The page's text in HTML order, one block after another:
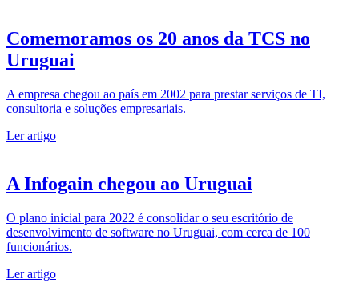
Comemoramos os 20 anos da TCS no
Uruguai
A empresa chegou ao país em 2002 para prestar serviços de TI,
consultoria e soluções empresariais.
Ler artigo
A Infogain chegou ao Uruguai
O plano inicial para 2022 é consolidar o seu escritório de
desenvolvimento de software no Uruguai, com cerca de 100
funcionários.
Ler artigo